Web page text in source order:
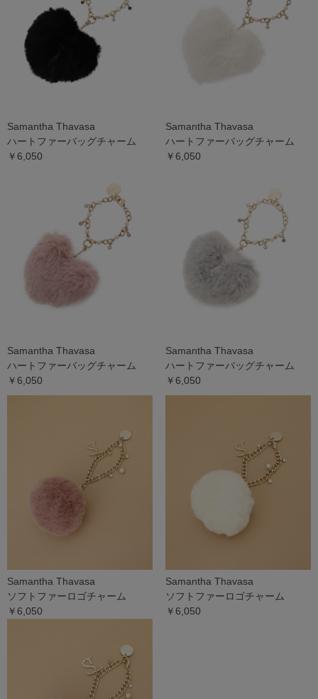
Samantha Thavasa
ハートファーバッグチャーム
￥6,050
Samantha Thavasa
ハートファーバッグチャーム
￥6,050
Samantha Thavasa
ハートファーバッグチャーム
￥6,050
Samantha Thavasa
ハートファーバッグチャーム
￥6,050
Samantha Thavasa
ソフトファーロゴチャーム
￥6,050
Samantha Thavasa
ソフトファーロゴチャーム
￥6,050